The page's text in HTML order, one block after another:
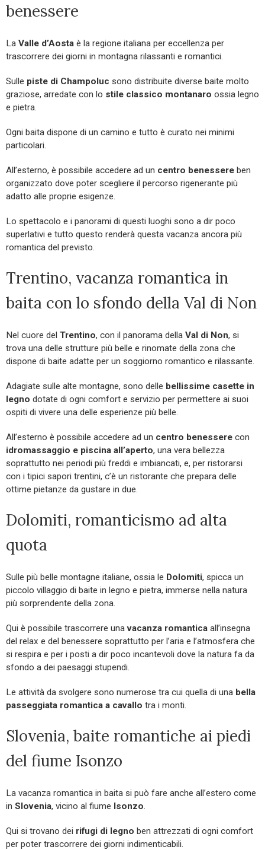
benessere
La Valle d’Aosta è la regione italiana per eccellenza per
trascorrere dei giorni in montagna rilassanti e romantici.
Sulle piste di Champoluc sono distribuite diverse baite molto
graziose, arredate con lo stile classico montanaro ossia legno
e pietra.
Ogni baita dispone di un camino e tutto è curato nei minimi
particolari.
All’esterno, è possibile accedere ad un centro benessere ben
organizzato dove poter scegliere il percorso rigenerante più
adatto alle proprie esigenze.
Lo spettacolo e i panorami di questi luoghi sono a dir poco
superlativi e tutto questo renderà questa vacanza ancora più
romantica del previsto.
Trentino, vacanza romantica in
baita con lo sfondo della Val di Non
Nel cuore del Trentino, con il panorama della Val di Non, si
trova una delle strutture più belle e rinomate della zona che
dispone di baite adatte per un soggiorno romantico e rilassante.
Adagiate sulle alte montagne, sono delle bellissime casette in
legno dotate di ogni comfort e servizio per permettere ai suoi
ospiti di vivere una delle esperienze più belle.
All’esterno è possibile accedere ad un centro benessere con
idromassaggio e piscina all’aperto, una vera bellezza
soprattutto nei periodi più freddi e imbiancati, e, per ristorarsi
con i tipici sapori trentini, c’è un ristorante che prepara delle
ottime pietanze da gustare in due.
Dolomiti, romanticismo ad alta
quota
Sulle più belle montagne italiane, ossia le Dolomiti, spicca un
piccolo villaggio di baite in legno e pietra, immerse nella natura
più sorprendente della zona.
Qui è possibile trascorrere unavacanza romantica all’insegna
del relax e del benessere soprattutto per l’aria e l’atmosfera che
si respira e per i posti a dir poco incantevoli dove la natura fa da
sfondo a dei paesaggi stupendi.
Le attività da svolgere sono numerose tra cui quella di una bella
passeggiata romantica a cavallo tra i monti.
Slovenia, baite romantiche ai piedi
del fiume Isonzo
La vacanza romantica in baita si può fare anche all’estero come
in Slovenia, vicino al fiume Isonzo.
Qui si trovano dei rifugi di legno ben attrezzati di ogni comfort
per poter trascorrere dei giorni indimenticabili.